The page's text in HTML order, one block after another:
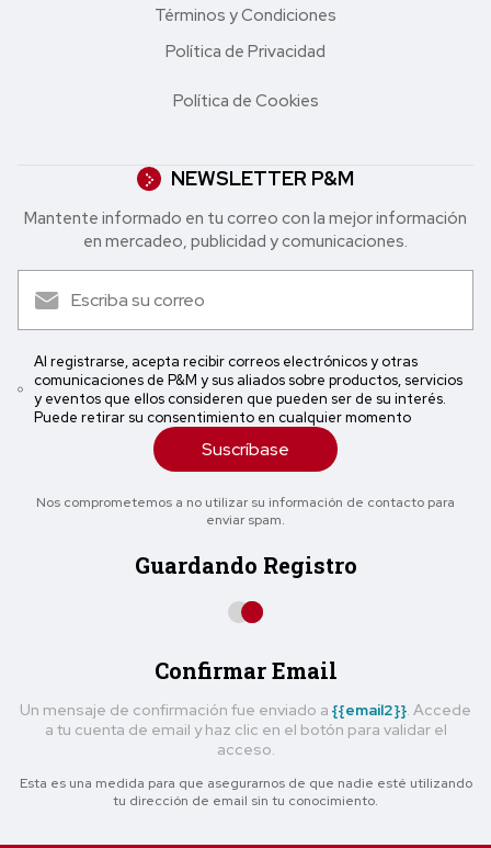
Términos y Condiciones
Política de Privacidad
Política de Cookies
NEWSLETTER P&M
Mantente informado en tu correo con la mejor in formación
en mercadeo, publicidad y comunicaciones.
Al registrarse, acepta recibir correos electrónicos y otras
comunicaciones de P&M y sus aliados sobre productos, servicios
y eventos que ellos consideren que pueden ser de su interés.
Puede retirar su consentimiento en cualquier momento
Suscríbase
Nos comprometemos a no utilizar su información de contacto para
enviar spam.
Guardando Registro
Confirmar Email
Un mensaje de confirmación fue enviado a {{email2}} . Accede
a tu cuenta de email y haz clic en el botón para validar el
acceso.
Esta es una medida para que asegurarnos de que nadie esté utilizando
tu dirección de email sin tu conocimiento.